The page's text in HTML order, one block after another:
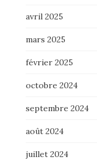
avril 2025
mars 2025
février 2025
octobre 2024
septembre 2024
août 2024
juillet 2024